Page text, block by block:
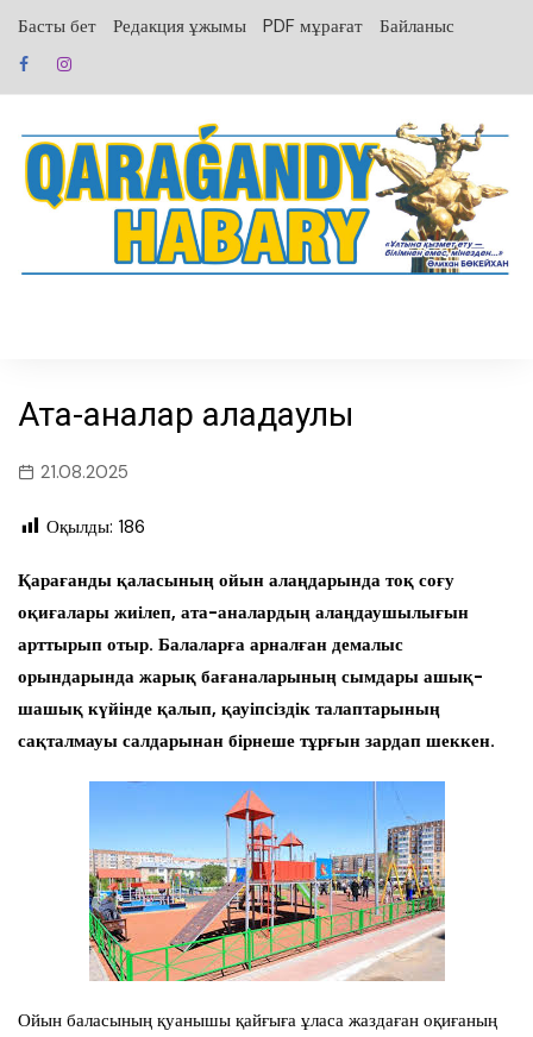
содержанию
Басты бет Редакция ұжымы PDF мұрағат Байланыс
Ата-аналар алаңдаулы
21.08.2025
Оқылды: 186
Қарағанды қаласының ойын алаңдарында тоқ соғу
оқиғалары жиілеп, ата-аналардың алаңдаушылығын
арттырып отыр. Балаларға арналған демалыс
орындарында жарық бағаналарының сымдары ашық-
шашық күйінде қалып, қауіпсіздік талаптарының
сақталмауы салдарынан бірнеше тұрғын зардап шеккен.
Ойын баласының қуанышы қайғыға ұласа жаздаған оқиғаның